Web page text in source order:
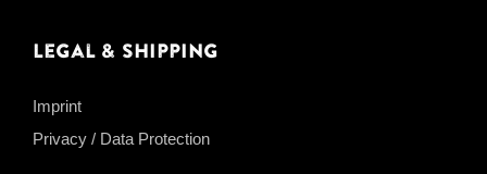
Legal & Shipping
Imprint
Privacy / Data Protection